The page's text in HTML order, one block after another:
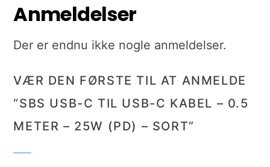
Anmeldelser
Der er endnu ikke nogle anmeldelser.
VÆR DEN FØRSTE TIL AT ANMELDE
“SBS USB-C TIL USB-C KABEL – 0.5
METER – 25W (PD) – SORT”